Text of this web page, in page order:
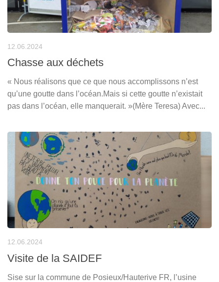
12.06.2024
Chasse aux déchets
« Nous réalisons que ce que nous accomplissons n’est
qu’une goutte dans l’océan.Mais si cette goutte n’existait
pas dans l’océan, elle manquerait. »(Mère Teresa) Avec...
12.06.2024
Visite de la SAIDEF
Sise sur la commune de Posieux/Hauterive FR, l’usine